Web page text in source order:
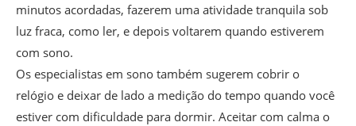
minutos acordadas, fazerem uma atividade tranquila sob
luz fraca, como ler, e depois voltarem quando estiverem
com sono.
Os especialistas em sono também sugerem cobrir o
relógio e deixar de lado a medição do tempo quando você
estiver com dificuldade para dormir. Aceitar com calma o